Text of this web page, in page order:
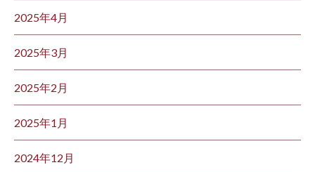
2025年4月
2025年3月
2025年2月
2025年1月
2024年12月